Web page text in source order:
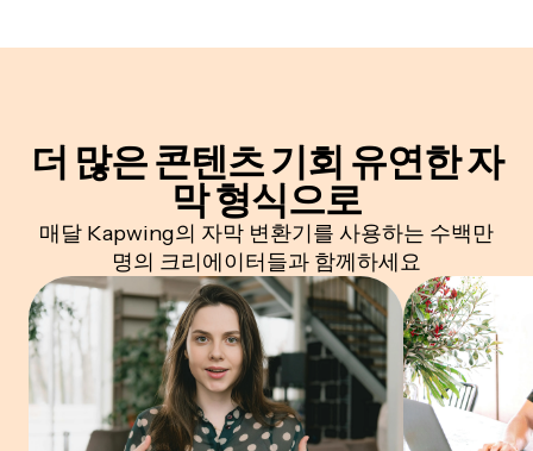
더 많은 콘텐츠 기회 유연한 자
막 형식으로
매달 Kapwing의 자막 변환기를 사용하는 수백만
명의 크리에이터들과 함께하세요